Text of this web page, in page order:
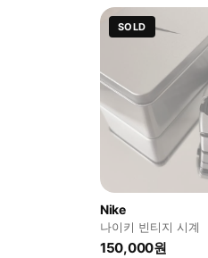
SOLD
Nike
나이키 빈티지 시계
150,000원